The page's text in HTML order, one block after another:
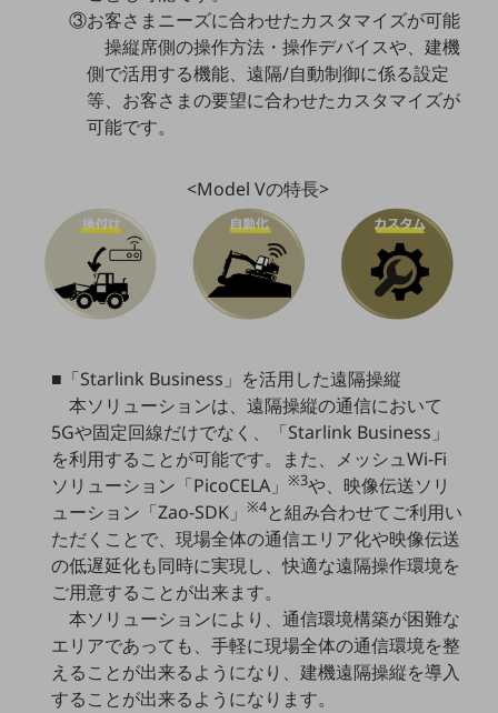
通信モジュール製品
衛星携帯電話
IOT完了済みメーカーブランド製品
ドコモBiz データ無制限 ドコモ MAX ドコモ mini ドコモBiz かけ放題
ケータイプラン
5Gデータプラス
IoT向け回線料金
home5Gプラン
モバイルサービス
端末の一元管理
セキュリティ
運用保守・故障紛失サポート
回線・ネットワーク
お手続き
③お客さまニーズに合わせたカスタマイズが可能
操縦席側の操作方法・操作デバイスや、建機
側で活用する機能、遠隔/自動制御に係る設定
等、お客さまの要望に合わせたカスタマイズが
可能です。
<Model Vの特長>
■「Starlink Business」を活用した遠隔操縦
本ソリューションは、遠隔操縦の通信において
5Gや固定回線だけでなく、「Starlink Business」
を利用することが可能です。また、メッシュWi-Fi
ソリューション「PicoCELA」※3や、映像伝送ソリ
ューション「Zao-SDK」※4と組み合わせてご利用い
ただくことで、現場全体の通信エリア化や映像伝送
の低遅延化も同時に実現し、快適な遠隔操作環境を
ご用意することが出来ます。
本ソリューションにより、通信環境構築が困難な
エリアであっても、手軽に現場全体の通信環境を整
えることが出来るようになり、建機遠隔操縦を導入
することが出来るようになります。